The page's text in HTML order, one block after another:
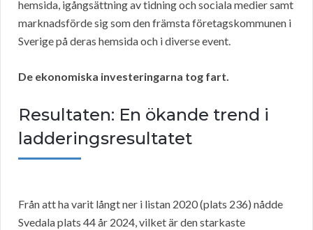
hemsida, igångsättning av tidning och sociala medier samt
marknadsförde sig som den främsta företagskommunen i
Sverige på deras hemsida och i diverse event.
De ekonomiska investeringarna tog fart.
Resultaten: En ökande trend i
ladderingsresultatet
Från att ha varit långt ner i listan 2020 (plats 236) nådde
Svedala plats 44 år 2024, vilket är den starkaste